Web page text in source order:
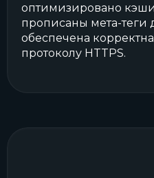
оптимизировано
прописаны мета-теги
обеспечена
протоколу HTTPS.